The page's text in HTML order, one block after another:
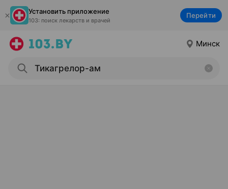
Установить приложение
103: поиск лекарств и врачей
Перейти
Минск